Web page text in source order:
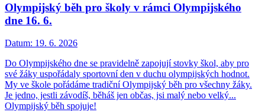
Olympijský běh pro školy v rámci Olympijského
dne 16. 6.
Datum: 19. 6. 2026
Do Olympijského dne se pravidelně zapojují stovky škol, aby pro
své žáky uspořádaly sportovní den v duchu olympijských hodnot.
My ve škole pořádáme tradiční Olympijský běh pro všechny žáky.
Je jedno, jestli závodíš, běháš jen občas, jsi malý nebo velký...
Olympijský běh spojuje!